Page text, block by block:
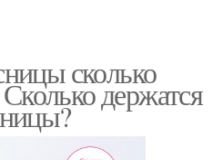
сколько
держатся